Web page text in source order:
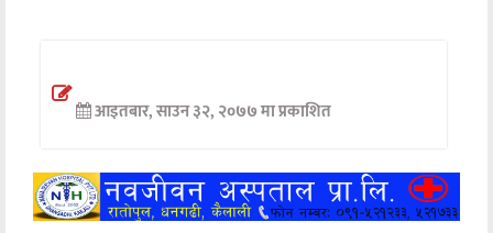
अन्तर्वार्ता
खेलकुद
मनोरञ्जन
आइतबार, साउन ३२, २०७७ मा प्रकाशित